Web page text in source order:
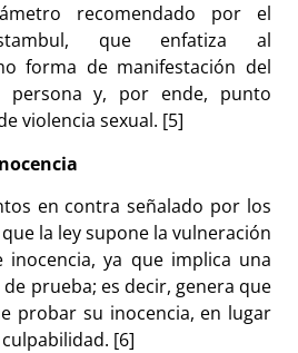
recomendado por el
que enfatiza al
forma de manifestación del
y, por ende, punto
violencia sexual. [5]
en contra señalado por los
la ley supone la vulneración
ya que implica una
prueba; es decir, genera que
probar su inocencia, en lugar
[6]